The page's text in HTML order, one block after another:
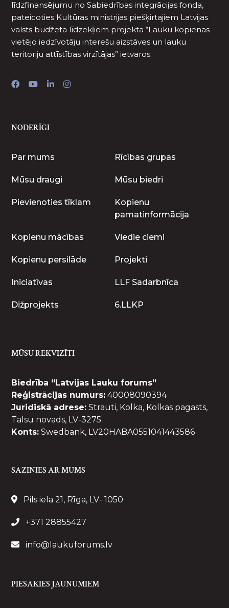
līdzfinansējumu no Sabiedrības integrācijas fonda,
pateicoties Kultūras ministrijas piešķirtajiem Latvijas
valsts budžeta līdzekļiem projekta “Lauku kopienas –
vietējo iedzīvotāju interešu aizstāves un lauku
teritoriju attīstības virzītājas” ietvaros.
NODERĪGI
Par mums Rīcības grupas
Mūsu draugi Mūsu biedri
Pievienoties tīklam
Kopienu
pamatinformācija
Kopienu mācības Viedie ciemi
Kopienu persilāde Projekti
Iniciatīvas LLF Sadarbnīca
Dižprojekts 6.LLKP
MŪSU REKVIZĪTI
Biedrība “Latvijas Lauku forums”
Reģistrācijas numurs: 40008090394
Juridiskā adrese: Strauti, Kolka, Kolkas pagasts,
Talsu novads, LV-3275
Konts: Swedbank, LV20HABA0551041443586
SAZINIES AR MUMS
Pils iela 21, Rīga, LV- 1050
+371 28855427
info@laukuforums.lv
PIESAKIES JAUNUMIEM